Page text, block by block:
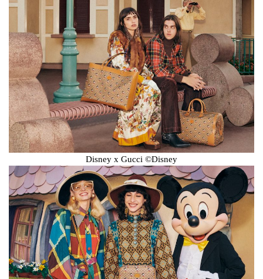
Disney x Gucci ©Disney